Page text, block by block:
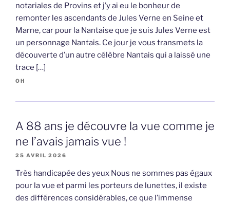
notariales de Provins et j’y ai eu le bonheur de
remonter les ascendants de Jules Verne en Seine et
Marne, car pour la Nantaise que je suis Jules Verne est
un personnage Nantais. Ce jour je vous transmets la
découverte d’un autre célèbre Nantais qui a laissé une
trace […]
OH
A 88 ans je découvre la vue comme je
ne l’avais jamais vue !
25 AVRIL 2026
Très handicapée des yeux Nous ne sommes pas égaux
pour la vue et parmi les porteurs de lunettes, il existe
des différences considérables, ce que l’immense